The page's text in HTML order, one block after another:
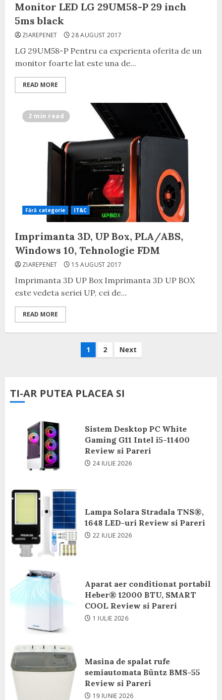
Monitor LED LG 29UM58-P 29 inch
5ms black
ZIAREPENET 28 AUGUST 2017
LG 29UM58-P Pentru ca experienta oferita de un
monitor foarte lat este una de...
READ MORE
2 min read
Fără categorie IT&C
Imprimanta 3D, UP Box, PLA/ABS,
Windows 10, Tehnologie FDM
ZIAREPENET 15 AUGUST 2017
Imprimanta 3D UP Box Imprimanta 3D UP BOX
este vedeta seriei UP, cei de...
READ MORE
Navigare
articole
1 2 Next
TI-AR PUTEA PLACEA SI
Sistem Desktop PC White
Gaming G11 Intel i5-11400
Review si Pareri
24 IULIE 2026
Lampa Solara Stradala TNS®,
1648 LED-uri Review si Pareri
22 IULIE 2026
Aparat aer conditionat portabil
Heber® 12000 BTU, SMART
COOL Review si Pareri
1 IULIE 2026
Masina de spalat rufe
semiautomata Büntz BMS-55
Review si Pareri
19 IUNIE 2026